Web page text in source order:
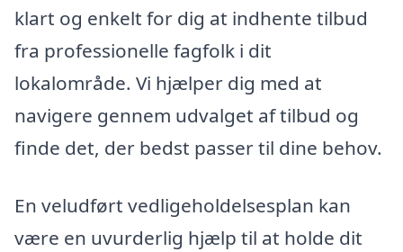
klart og enkelt for dig at indhente tilbud
fra professionelle fagfolk i dit
lokalområde. Vi hjælper dig med at
navigere gennem udvalget af tilbud og
finde det, der bedst passer til dine behov.
En veludført vedligeholdelsesplan kan
være en uvurderlig hjælp til at holde dit